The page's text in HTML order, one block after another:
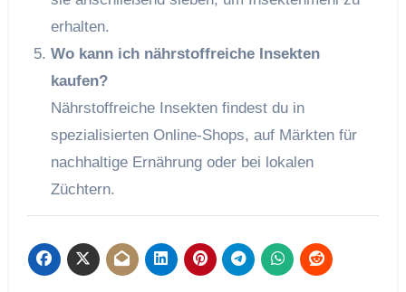
erhalten.
Wo kann ich nährstoffreiche Insekten
kaufen?
Nährstoffreiche Insekten findest du in
spezialisierten Online-Shops, auf Märkten für
nachhaltige Ernährung oder bei lokalen
Züchtern.